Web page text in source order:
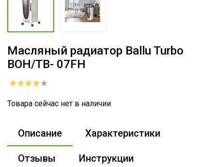
Масляный радиатор Ballu Turbo
BOH/TB- 07FH
Товара сейчас нет в наличии
Описание Характеристики
Отзывы Инструкции